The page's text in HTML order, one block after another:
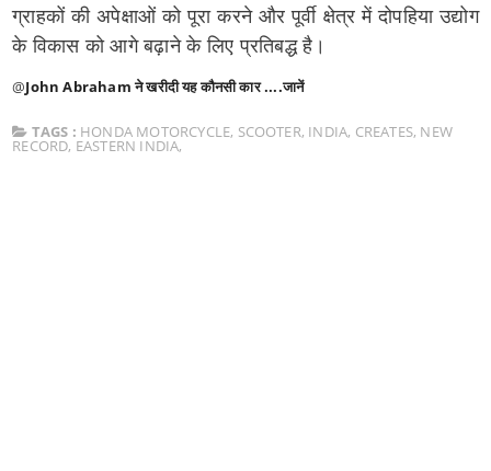
ग्राहकों की अपेक्षाओं को पूरा करने और पूर्वी क्षेत्र में दोपहिया उद्योग
के विकास को आगे बढ़ाने के लिए प्रतिबद्ध है।
@John Abraham ने खरीदी यह कौनसी कार ....जानें
TAGS : HONDA MOTORCYCLE, SCOOTER, INDIA, CREATES, NEW
RECORD, EASTERN INDIA,